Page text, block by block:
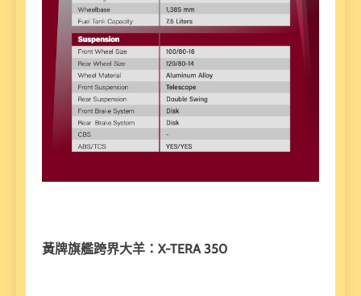
黃牌旗艦跨界大羊：X-TERA 350